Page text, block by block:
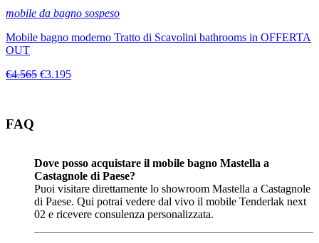
mobile da bagno sospeso
Mobile bagno moderno Tratto di Scavolini bathrooms in OFFERTA
OUT
€4.565 €3.195
FAQ
Dove posso acquistare il mobile bagno Mastella a
Castagnole di Paese?
Puoi visitare direttamente lo showroom Mastella a Castagnole
di Paese. Qui potrai vedere dal vivo il mobile Tenderlak next
02 e ricevere consulenza personalizzata.